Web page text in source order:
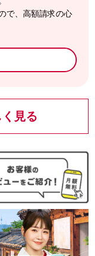
で、高額請求の心
見る